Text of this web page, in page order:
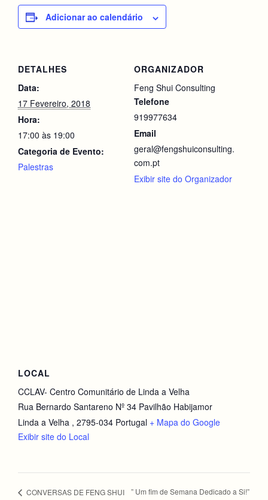
Adicionar ao calendário
DETALHES
Data:
17 Fevereiro, 2018
Hora:
17:00 às 19:00
Categoria de Evento:
Palestras
ORGANIZADOR
Feng Shui Consulting
Telefone
919977634
Email
geral@fengshuiconsulting.
com.pt
Exibir site do Organizador
LOCAL
CCLAV- Centro Comunitário de Linda a Velha
Rua Bernardo Santareno Nº 34 Pavilhão Habijamor
Linda a Velha , 2795-034 Portugal + Mapa do Google
Exibir site do Local
CONVERSAS DE FENG SHUI ” Um fim de Semana Dedicado a Si!”